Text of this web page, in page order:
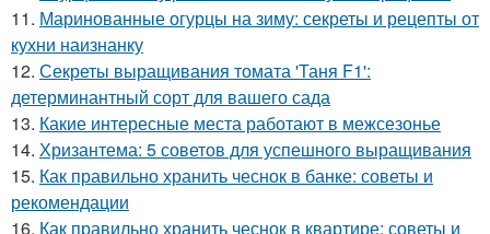
11. Маринованные огурцы на зиму: секреты и рецепты от
кухни наизнанку
12. Секреты выращивания томата 'Таня F1':
детерминантный сорт для вашего сада
13. Какие интересные места работают в межсезонье
14. Хризантема: 5 советов для успешного выращивания
15. Как правильно хранить чеснок в банке: советы и
рекомендации
16. Как правильно хранить чеснок в квартире: советы и